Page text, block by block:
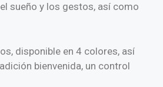
sueño y los gestos, así como
disponible en 4 colores, así
bienvenida, un control